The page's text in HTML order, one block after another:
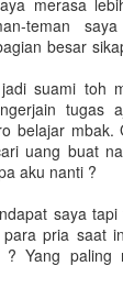
teman
besar
suami toh
tugas
belajar
uang buat
aku nanti ?
saya
pria saat
? Yang paling